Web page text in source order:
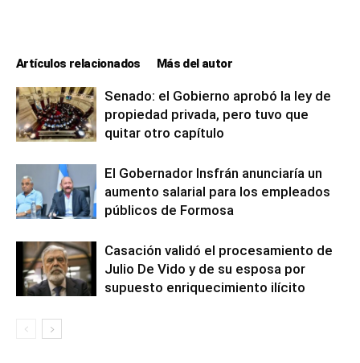
Artículos relacionados Más del autor
Senado: el Gobierno aprobó la ley de
propiedad privada, pero tuvo que
quitar otro capítulo
El Gobernador Insfrán anunciaría un
aumento salarial para los empleados
públicos de Formosa
Casación validó el procesamiento de
Julio De Vido y de su esposa por
supuesto enriquecimiento ilícito